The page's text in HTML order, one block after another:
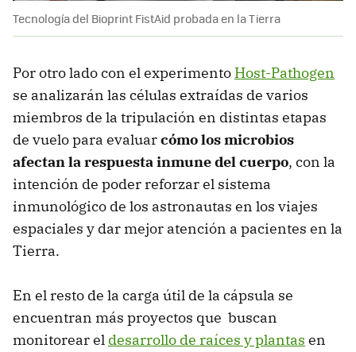
Tecnología del Bioprint FistAid probada en la Tierra
Por otro lado con el experimento Host-Pathogen
se analizarán las células extraídas de varios
miembros de la tripulación en distintas etapas
de vuelo para evaluarcómo los microbios
afectan la respuesta inmune del cuerpo, con la
intención de poder reforzar el sistema
inmunológico de los astronautas en los viajes
espaciales y dar mejor atención a pacientes en la
Tierra.
En el resto de la carga útil de la cápsula se
encuentran más proyectos que buscan
monitorear el desarrollo de raíces y plantas en